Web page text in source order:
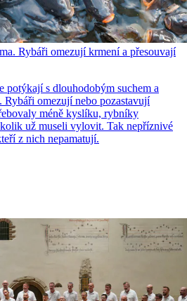
Rybáři omezují krmení a přesouvají
potýkají s dlouhodobým suchem a
Rybáři omezují nebo pozastavují
méně kyslíku, rybníky
už museli vylovit. Tak nepříznivé
z nich nepamatují.